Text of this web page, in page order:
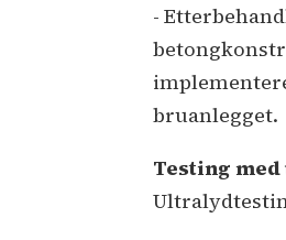
-
bruanlegget.
Testing